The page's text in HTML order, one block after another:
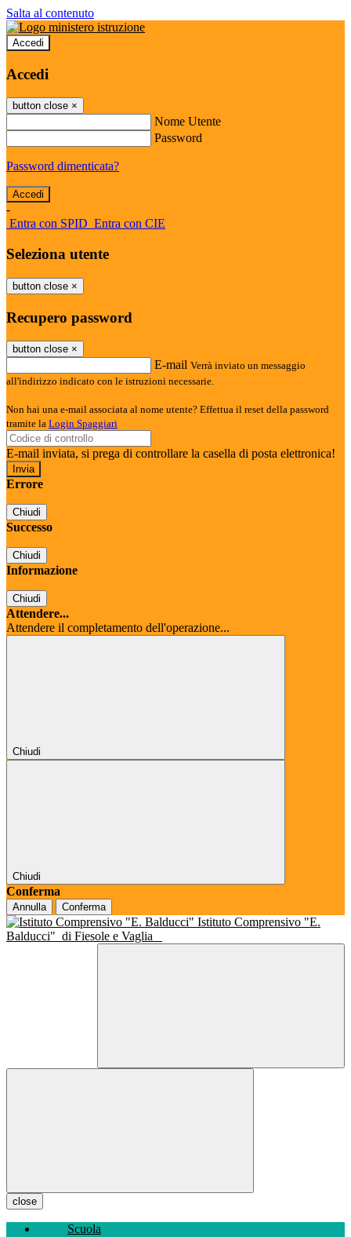
Salta al contenuto
Accedi
Accedi
button close ×
Nome Utente
Password
Password dimenticata?
-
Entra con SPID Entra con CIE
Seleziona utente
button close ×
Recupero password
button close ×
E-mail Verrà inviato un messaggio
all'indirizzo indicato con le istruzioni necessarie.
Non hai una e-mail associata al nome utente? Effettua il reset della password
tramite la Login Spaggiari
E-mail inviata, si prega di controllare la casella di posta elettronica!
Errore
Chiudi
Successo
Chiudi
Informazione
Chiudi
Attendere...
Attendere il completamento dell'operazione...
Chiudi
Chiudi
Conferma
Annulla Conferma
Istituto Comprensivo "E.
Balducci" di Fiesole e Vaglia
close
Scuola